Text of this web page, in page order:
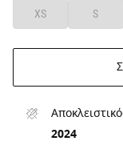
XS S
2024